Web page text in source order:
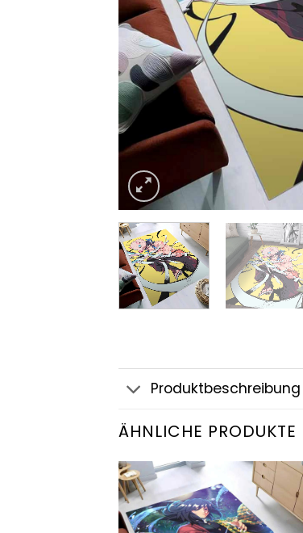
Produktbeschreibung
ÄHNLICHE PRODUKTE